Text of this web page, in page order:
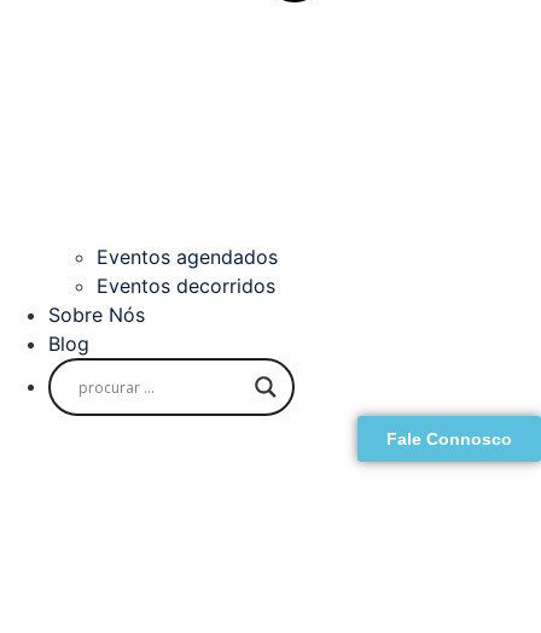
Eventos agendados
Eventos decorridos
Sobre Nós
Blog
Fale Connosco